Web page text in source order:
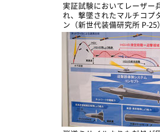
実証試験においてレーザー
れ、撃墜されたマルチコプ
ン（新世代装備研究所 P-25）